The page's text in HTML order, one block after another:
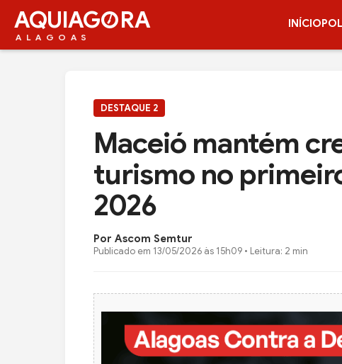
AQUIAG RA
ALAGOAS
INÍCIO
DESTAQUE 2
Maceió mantém
turismo no
2026
Por Ascom Semtur
Publicado em 13/05/2026 às 15h09 • Leitura: 2 min